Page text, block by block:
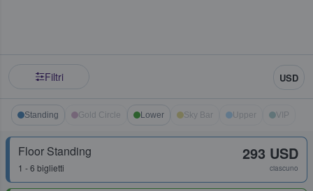
Filtri USD
Standing Gold Circle Lower Sky Bar Upper VIP
Floor Standing
1 - 6 biglietti
293 USD
ciascuno